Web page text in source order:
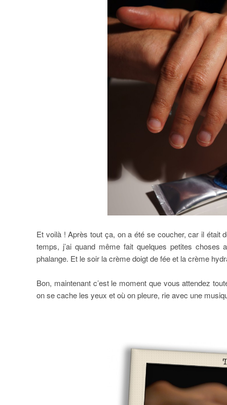
Et voilà ! Après tout ça, on a été se coucher, car il était
temps, j’ai quand même fait quelques petites
phalange. Et le soir la crème doigt de fée et la crème
Bon, maintenant c’est le moment que vous attendez
on se cache les yeux et où on pleure, rie avec une